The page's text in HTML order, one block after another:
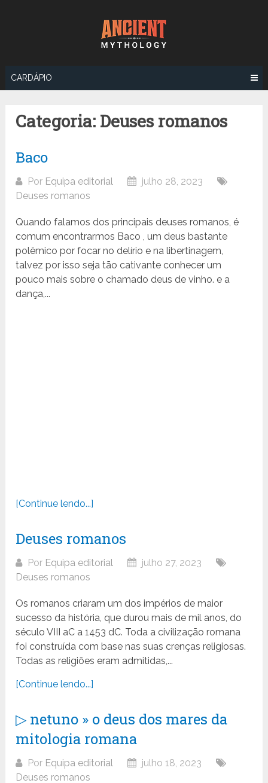
CARDÁPIO
Categoria: Deuses romanos
Baco
Por Equipa editorial
julho 28, 2023
Deuses romanos
Quando falamos dos principais deuses romanos, é
comum encontrarmos Baco , um deus bastante
polêmico por focar no delírio e na libertinagem,
talvez por isso seja tão cativante conhecer um
pouco mais sobre o chamado deus de vinho. e a
dança,...
[Continue lendo...]
Deuses romanos
Por Equipa editorial
julho 27, 2023
Deuses romanos
Os romanos criaram um dos impérios de maior
sucesso da história, que durou mais de mil anos, do
século VIII aC a 1453 dC. Toda a civilização romana
foi construída com base nas suas crenças religiosas.
Todas as religiões eram admitidas,...
[Continue lendo...]
▷ netuno » o deus dos mares da
mitologia romana
Por Equipa editorial
julho 18, 2023
Deuses romanos